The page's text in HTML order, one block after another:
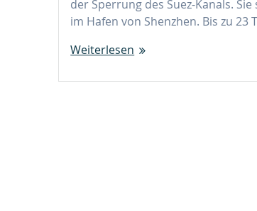
der Sperrung des Suez-Kanals.
im Hafen von Shenzhen. Bis zu 23
Weiterlesen